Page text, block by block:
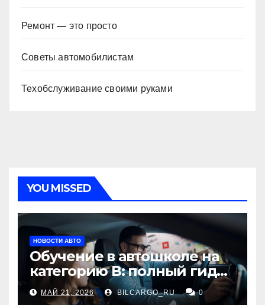
Ремонт — это просто
Советы автомобилистам
Техобслуживание своими руками
YOU MISSED
НОВОСТИ АВТО
Обучение в автошколе на
категорию В: полный гид
для будущих водителей
МАЙ 21, 2026 BILCARGO_RU 0